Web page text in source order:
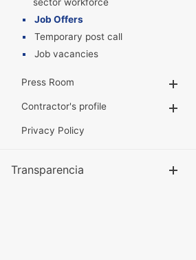
Job Offers
Temporary post call
Job vacancies
Press Room
Contractor's profile
Privacy Policy
Transparencia